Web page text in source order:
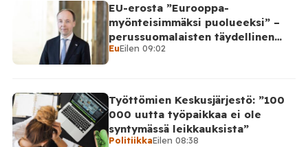
EU-erosta ”Eurooppa-
myönteisimmäksi puolueeksi” –
perussuomalaisten täydellinen
takinkääntö
EuEilen 09:02
Työttömien Keskusjärjestö: ”100
000 uutta työpaikkaa ei ole
syntymässä leikkauksista”
PolitiikkaEilen 08:38